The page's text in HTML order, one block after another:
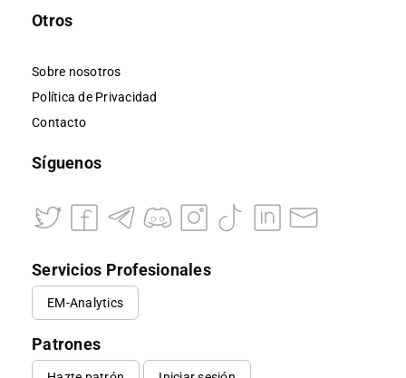
Otros
Sobre nosotros
Política de Privacidad
Contacto
Síguenos
Servicios Profesionales
EM-Analytics
Patrones